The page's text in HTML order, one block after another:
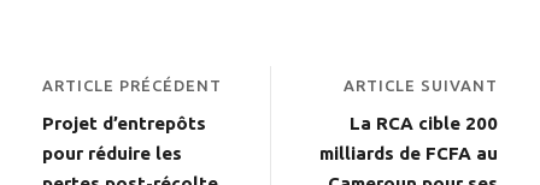
ARTICLE PRÉCÉDENT
Projet d’entrepôts
pour réduire les
ARTICLE SUIVANT
La RCA cible 200
milliards de FCFA au